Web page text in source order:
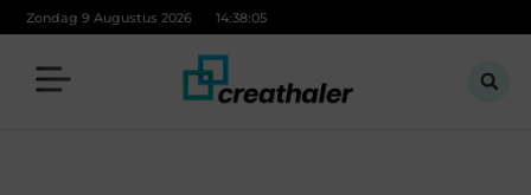
Zondag 9 Augustus 2026 14:38:05